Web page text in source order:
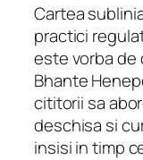
Cartea
practici
este vorba de
Bhante
cititorii sa
deschisa si
insisi in timp